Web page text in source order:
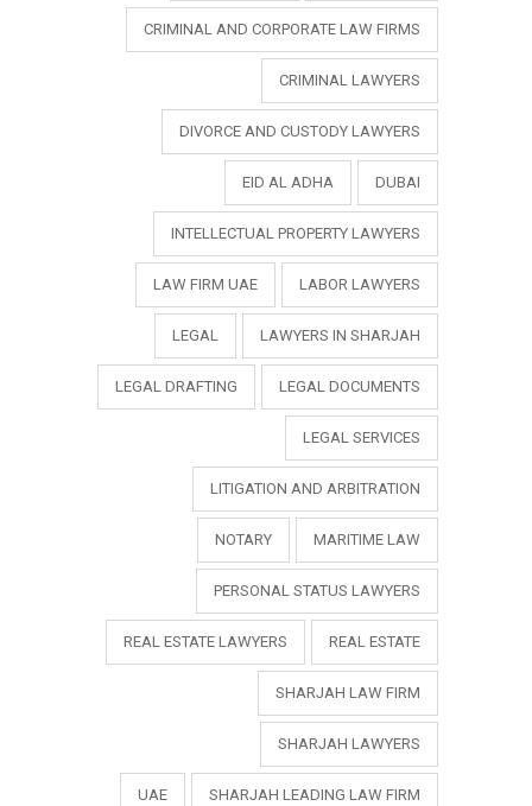
CRIMINAL AND CORPORATE LAW FIRMS
CRIMINAL LAWYERS
DIVORCE AND CUSTODY LAWYERS
DUBAI
EID AL ADHA
INTELLECTUAL PROPERTY LAWYERS
LABOR LAWYERS
LAW FIRM UAE
LAWYERS IN SHARJAH
LEGAL
LEGAL DOCUMENTS
LEGAL DRAFTING
LEGAL SERVICES
LITIGATION AND ARBITRATION
MARITIME LAW
NOTARY
PERSONAL STATUS LAWYERS
REAL ESTATE
REAL ESTATE LAWYERS
SHARJAH LAW FIRM
SHARJAH LAWYERS
SHARJAH LEADING LAW FIRM
UAE